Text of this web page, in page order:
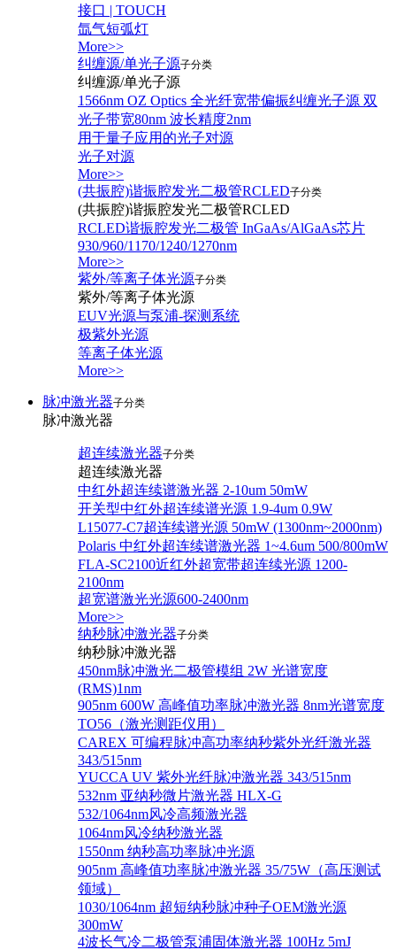
接口 | TOUCH
氙气短弧灯
More>>
纠缠源/单光子源子分类
纠缠源/单光子源
1566nm OZ Optics 全光纤宽带偏振纠缠光子源 双
光子带宽80nm 波长精度2nm
用于量子应用的光子对源
光子对源
More>>
(共振腔)谐振腔发光二极管RCLED子分类
(共振腔)谐振腔发光二极管RCLED
RCLED谐振腔发光二极管 InGaAs/AlGaAs芯片
930/960/1170/1240/1270nm
More>>
紫外/等离子体光源子分类
紫外/等离子体光源
EUV光源与泵浦-探测系统
极紫外光源
等离子体光源
More>>
脉冲激光器子分类
脉冲激光器
超连续激光器子分类
超连续激光器
中红外超连续谱激光器 2-10um 50mW
开关型中红外超连续谱光源 1.9-4um 0.9W
L15077-C7超连续谱光源 50mW (1300nm~2000nm)
Polaris 中红外超连续谱激光器 1~4.6um 500/800mW
FLA-SC2100近红外超宽带超连续光源 1200-
2100nm
超宽谱激光光源600-2400nm
More>>
纳秒脉冲激光器子分类
纳秒脉冲激光器
450nm脉冲激光二极管模组 2W 光谱宽度
(RMS)1nm
905nm 600W 高峰值功率脉冲激光器 8nm光谱宽度
TO56（激光测距仪用）
CAREX 可编程脉冲高功率纳秒紫外光纤激光器
343/515nm
YUCCA UV 紫外光纤脉冲激光器 343/515nm
532nm 亚纳秒微片激光器 HLX-G
532/1064nm风冷高频激光器
1064nm风冷纳秒激光器
1550nm 纳秒高功率脉冲光源
905nm 高峰值功率脉冲激光器 35/75W（高压测试
领域）
1030/1064nm 超短纳秒脉冲种子OEM激光源
300mW
4波长气冷二极管泵浦固体激光器 100Hz 5mJ